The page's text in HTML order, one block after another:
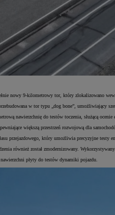
nowy 9-kilometrowy tor, który zlokalizowano
w tor typu „dog bone”, umożliwiający
nawierzchnię do testów toczenia, służącą
większą przestrzeń rozwojową dla
przejazdowego, który umożliwia precyzyjne testy
również został zmodernizowany.
płyty do testów dynamiki pojazdu.